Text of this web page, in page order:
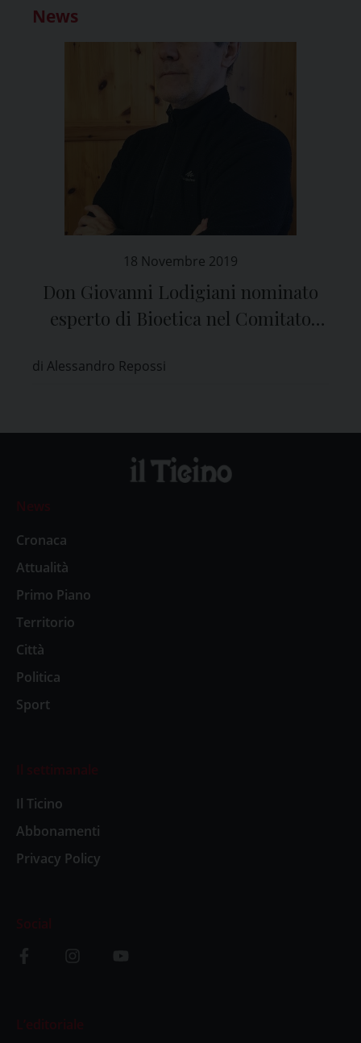
News
18 Novembre 2019
Don Giovanni Lodigiani nominato
esperto di Bioetica nel Comitato
di Alessandro Repossi
News
Cronaca
Attualità
Primo Piano
Territorio
Città
Politica
Sport
Il settimanale
Il Ticino
Abbonamenti
Privacy Policy
Social
L’editoriale